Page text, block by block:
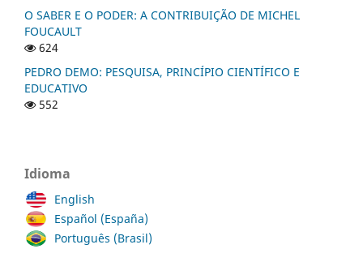
O SABER E O PODER: A CONTRIBUIÇÃO DE MICHEL
FOUCAULT
624
PEDRO DEMO: PESQUISA, PRINCÍPIO CIENTÍFICO E
EDUCATIVO
552
Idioma
English
Español (España)
Português (Brasil)